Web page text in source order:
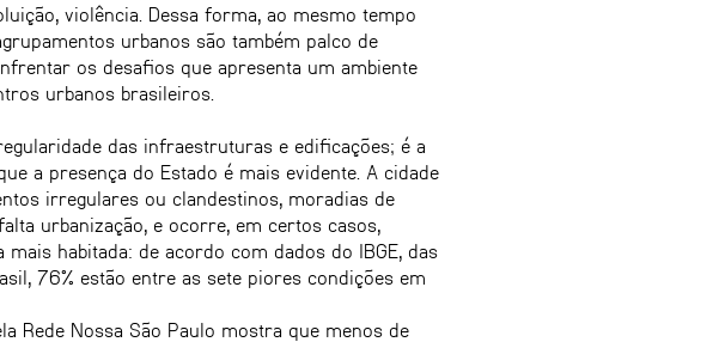
violência. Dessa forma, ao mesmo tempo
urbanos são também palco de
os desafios que apresenta um ambiente
urbanos brasileiros.
das infraestruturas e edificações; é a
a presença do Estado é mais evidente. A cidade
irregulares ou clandestinos, moradias de
urbanização, e ocorre, em certos casos,
habitada: de acordo com dados do IBGE, das
76% estão entre as sete piores condições em
Rede Nossa São Paulo mostra que menos de